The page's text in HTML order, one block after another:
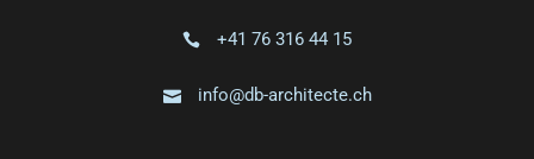
+41 76 316 44 15
info@db-architecte.ch